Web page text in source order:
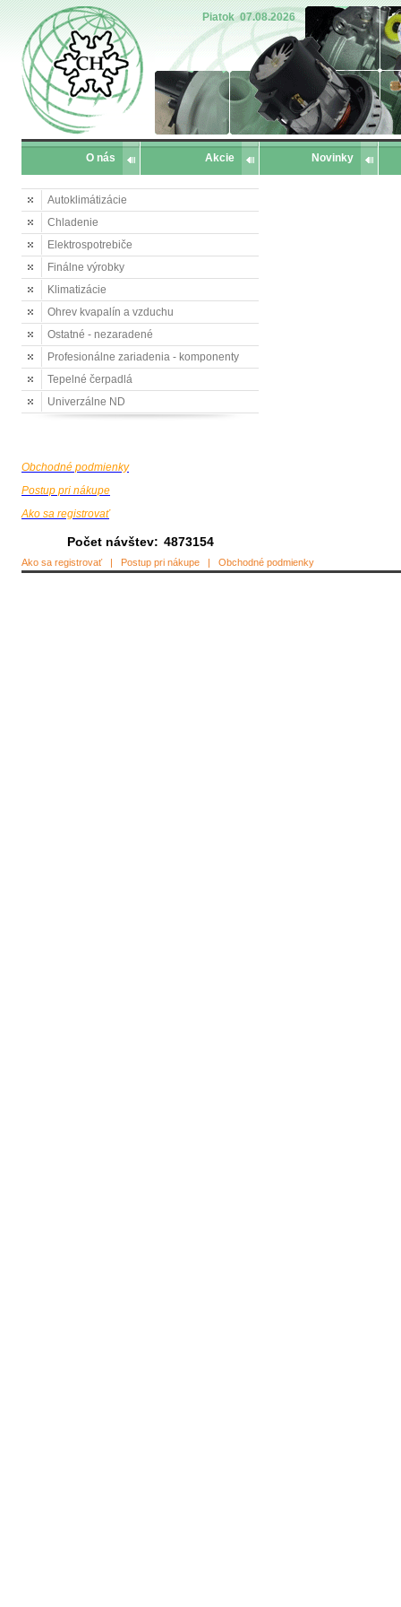
Piatok 07.08.2026
O nás Akcie Novinky
Autoklimátizácie
Chladenie
Elektrospotrebiče
Finálne výrobky
Klimatizácie
Ohrev kvapalín a vzduchu
Ostatné - nezaradené
Profesionálne zariadenia - komponenty
Tepelné čerpadlá
Univerzálne ND
Obchodné podmienky
Postup pri nákupe
Ako sa registrovať
Počet návštev: 4873154
Ako sa registrovať| Postup pri nákupe | Obchodné podmienky